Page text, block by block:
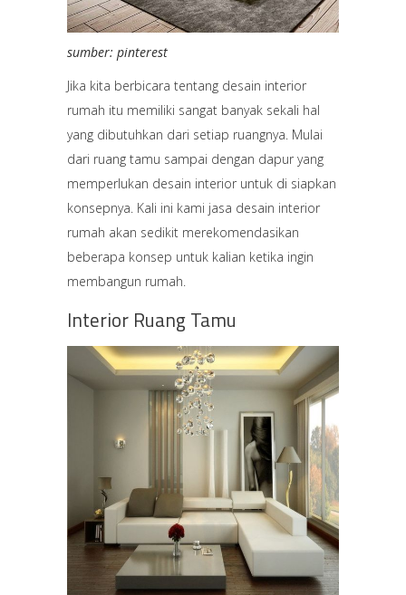
sumber: pinterest
Jika kita berbicara tentang desain interior
rumah itu memiliki sangat banyak sekali hal
yang dibutuhkan dari setiap ruangnya. Mulai
dari ruang tamu sampai dengan dapur yang
memperlukan desain interior untuk di siapkan
konsepnya. Kali ini kami jasa desain interior
rumah akan sedikit merekomendasikan
beberapa konsep untuk kalian ketika ingin
membangun rumah.
Interior Ruang Tamu